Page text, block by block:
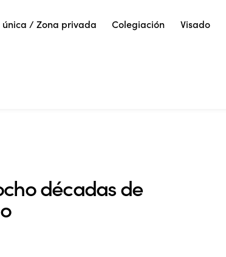
única / Zona privada Colegiación Visado
décadas de